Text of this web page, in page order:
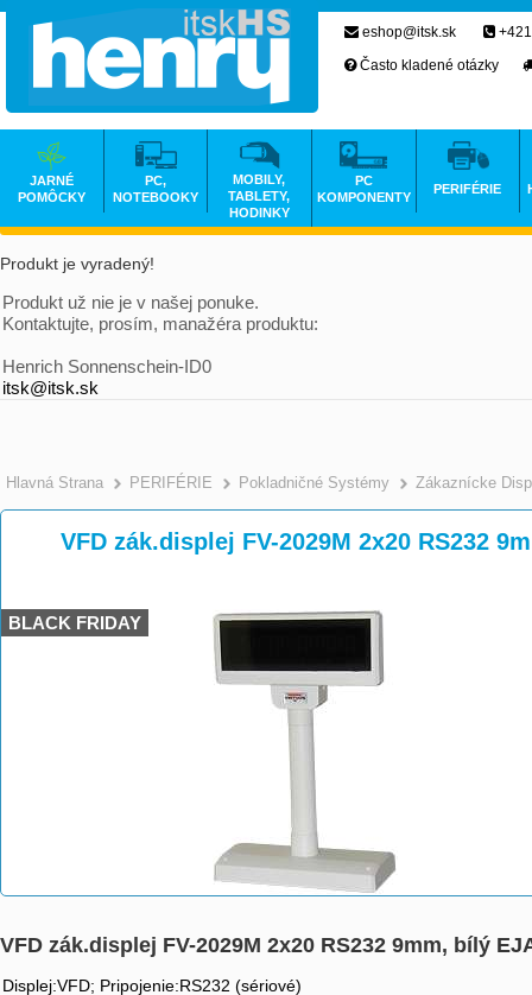
Produkt je vyradený!
Produkt už nie je v našej ponuke.
Kontaktujte, prosím, manažéra produktu:
Henrich Sonnenschein-ID0
itsk@itsk.sk
Hlavná Strana >
PERIFÉRIE >
Pokladničné Systémy Zákaznícke
VFD zák.displej FV-2029M 2x20 RS232
BLACK FRIDAY
VFD zák.displej FV-2029M 2x20 RS232 9mm, bílý
Displej:VFD; Pripojenie:RS232 (sériové)
eshop@itsk.sk
Často kladené otázky
JARNÉ
POMÔCKY
PC,
NOTEBOOKY
MOBILY,
TABLETY,
HODINKY
PC
KOMPONENTY
PERIFÉRIE